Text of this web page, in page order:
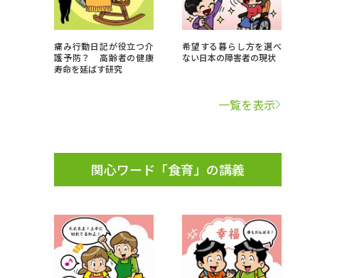
大学検索
べる
ページ（高3生用）
べる
痛み行動日記が役立つ介
護予防？ 高齢者の健康
寿命を延ばす研究
希望する暮らし方を選べ
ない日本の障害者の現状
一覧を表示
関心ワード「食育」の講義